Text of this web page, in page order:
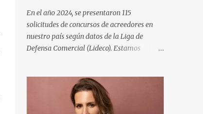
hoy Presidente de la Asociación de
Abogados Penalistas. Moller al igual que la
Dra Silvia Cuello vienen bregando desde
hace tiempo por un cambio del código del
y no ofrece garantías. Ha trabajado junto al
Secretario General de la OEA para mejorar
En el año 2024, se presentaron 115
solicitudes de concursos de acreedores en
nuestro país según datos de la Liga de
Defensa Comercial (Lideco). Estamos
es un concurso de acreedores: es un
procedimiento jurisdiccional, a través del
cual se manifiesta la insolvencia de una